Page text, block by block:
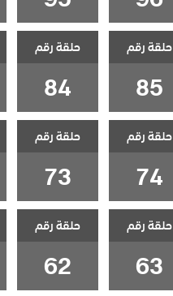
حلقة رقم
85
حلقة رقم
84
حلقة رقم
74
حلقة رقم
73
حلقة رقم
63
حلقة رقم
62